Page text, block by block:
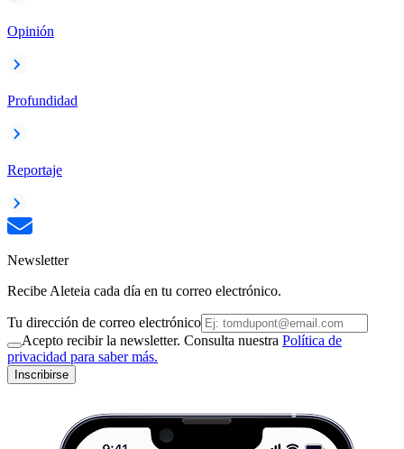
Opinión
Profundidad
Reportaje
Newsletter
Recibe Aleteia cada día en tu correo electrónico.
Tu dirección de correo electrónico
Acepto recibir la newsletter. Consulta nuestra Política de
privacidad para saber más.
Inscribirse